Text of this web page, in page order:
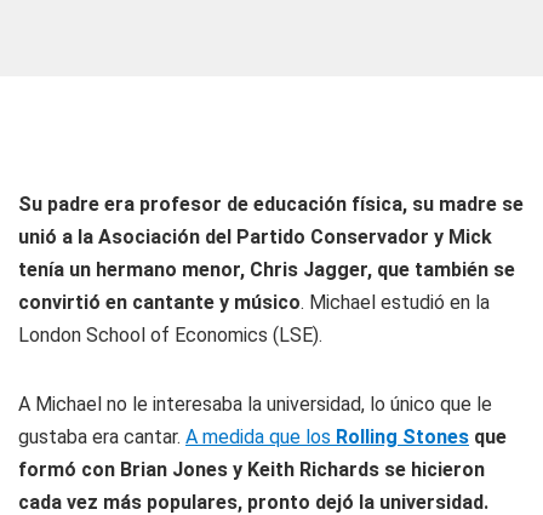
Su padre era profesor de educación física, su madre se
unió a la Asociación del Partido Conservador y Mick
tenía un hermano menor, Chris Jagger, que también se
convirtió en cantante y músico. Michael estudió en la
London School of Economics (LSE).
A Michael no le interesaba la universidad, lo único que le
gustaba era cantar. A medida que los Rolling Stones que
formó con Brian Jones y Keith Richards se hicieron
cada vez más populares, pronto dejó la universidad.